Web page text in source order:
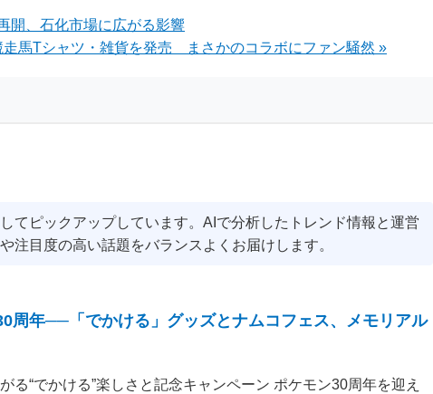
開、石化市場に広がる影響
馬Tシャツ・雑貨を発売 まさかのコラボにファン騒然 »
てピックアップしています。AIで分析したトレンド情報と運営
注目度の高い話題をバランスよくお届けします。
周年──「でかける」グッズとナムコフェス、メモリアル
る“でかける”楽しさと記念キャンペーン ポケモン30周年を迎え